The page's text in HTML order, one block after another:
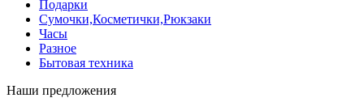
Подарки
Сумочки,Косметички,Рюкзаки
Часы
Разное
Бытовая техника
Наши предложения